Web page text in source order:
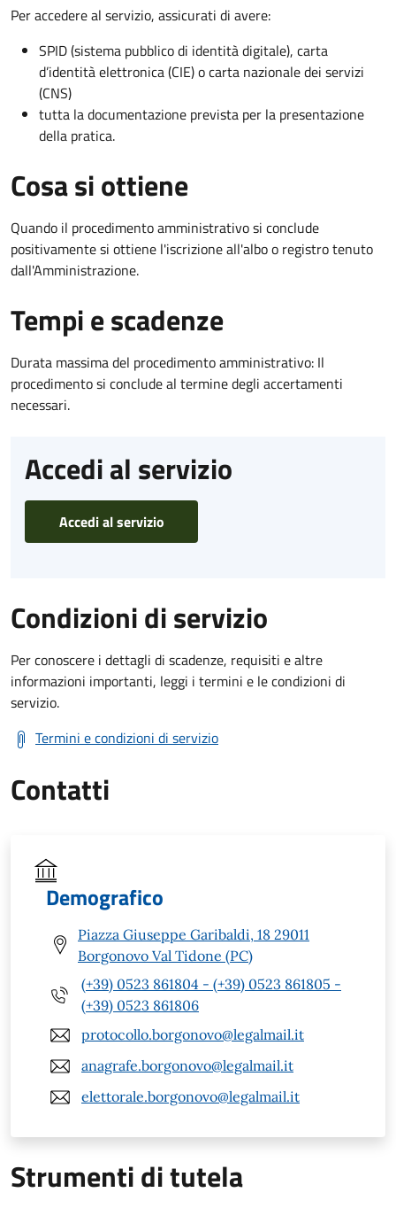
Per accedere al servizio, assicurati di avere:
SPID (sistema pubblico di identità digitale), carta
d’identità elettronica (CIE) o carta nazionale dei servizi
(CNS)
tutta la documentazione prevista per la presentazione
della pratica.
Cosa si ottiene
Quando il procedimento amministrativo si conclude
positivamente si ottiene l'iscrizione all'albo o registro tenuto
dall'Amministrazione.
Tempi e scadenze
Durata massima del procedimento amministrativo: Il
procedimento si conclude al termine degli accertamenti
necessari.
Accedi al servizio
Accedi al servizio
Condizioni di servizio
Per conoscere i dettagli di scadenze, requisiti e altre
informazioni importanti, leggi i termini e le condizioni di
servizio.
Termini e condizioni di servizio
Contatti
Demografico
Piazza Giuseppe Garibaldi, 18 29011
Borgonovo Val Tidone (PC)
(+39) 0523 861804 - (+39) 0523 861805 -
(+39) 0523 861806
protocollo.borgonovo@legalmail.it
anagrafe.borgonovo@legalmail.it
elettorale.borgonovo@legalmail.it
Strumenti di tutela